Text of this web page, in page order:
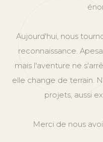
Aujourd'hui, nous
reconnaissance.
mais l'aventure ne
elle change de terrain.
projets, aussi
Merci de nous